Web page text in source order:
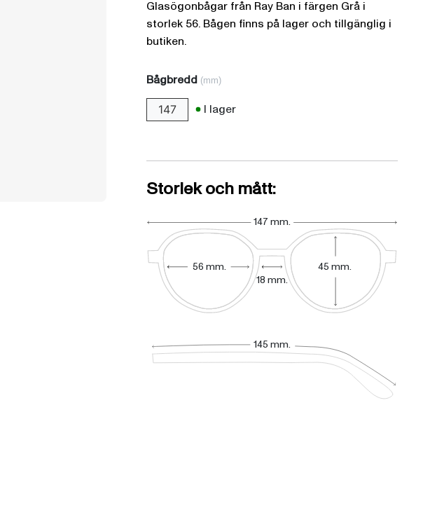
Glasögonbågar från Ray Ban i färgen Grå i
storlek 56. Bågen finns på lager och tillgänglig i
butiken.
Bågbredd (mm)
147 I lager
Storlek och mått:
18 mm.
56 mm. 45 mm.
147 mm.
145 mm.